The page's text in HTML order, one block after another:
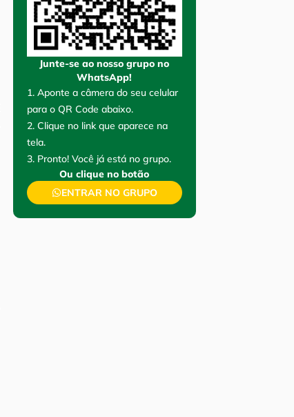
Junte-se ao nosso grupo no
WhatsApp!
1. Aponte a câmera do seu celular
para o QR Code abaixo.
2. Clique no link que aparece na
tela.
3. Pronto! Você já está no grupo.
Ou clique no botão
ENTRAR NO GRUPO